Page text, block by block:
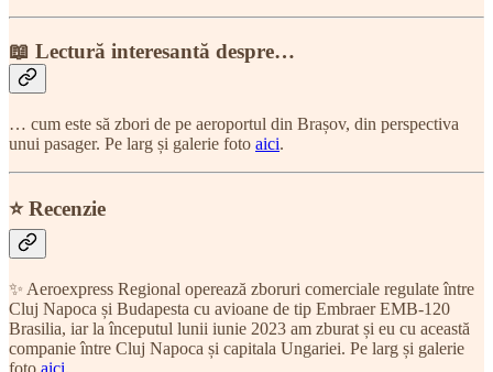
📖 Lectură interesantă despre…
… cum este să zbori de pe aeroportul din Brașov, din perspectiva
unui pasager. Pe larg și galerie foto aici.
⭐ Recenzie
✨ Aeroexpress Regional operează zboruri comerciale regulate între
Cluj Napoca și Budapesta cu avioane de tip Embraer EMB-120
Brasilia, iar la începutul lunii iunie 2023 am zburat și eu cu această
companie între Cluj Napoca și capitala Ungariei. Pe larg și galerie
foto aici.